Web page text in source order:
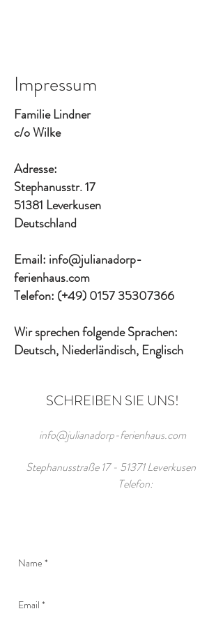
Impressum
Familie Lindner
c/o Wilke
Adresse:
Stephanusstr. 17
51381 Leverkusen
Deutschland
Email: info@julianadorp-
ferienhaus.com
Telefon: (+49)0157 35307366
Wir sprechen folgende Sprachen:
Deutsch, Niederländisch, Englisch
SCHREIBEN SIE UNS!
info@julianadorp-ferienhaus.com
Stephanusstraße17 - 51371Leverkusen
Telefon: